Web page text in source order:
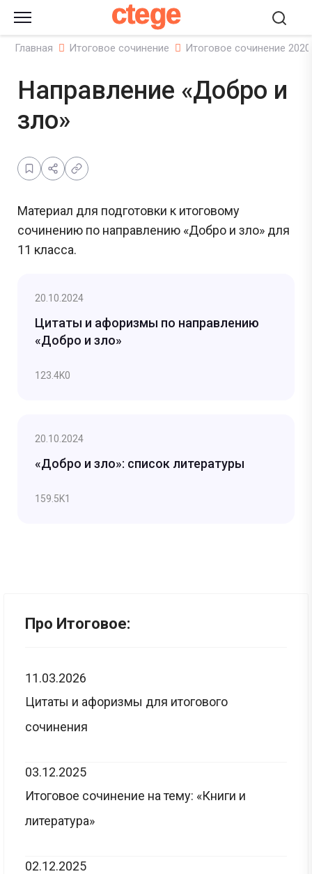
ctege
Главная Итоговое сочинение Итоговое сочинение 2020
Направление «Добро и
зло»
Материал для подготовки к итоговому
сочинению по направлению «Добро и зло» для
11 класса.
20.10.2024
Цитаты и афоризмы по направлению
«Добро и зло»
123.4K0
20.10.2024
«Добро и зло»: список литературы
159.5K1
Про Итоговое:
11.03.2026
Цитаты и афоризмы для итогового
сочинения
03.12.2025
Итоговое сочинение на тему: «Книги и
литература»
02.12.2025